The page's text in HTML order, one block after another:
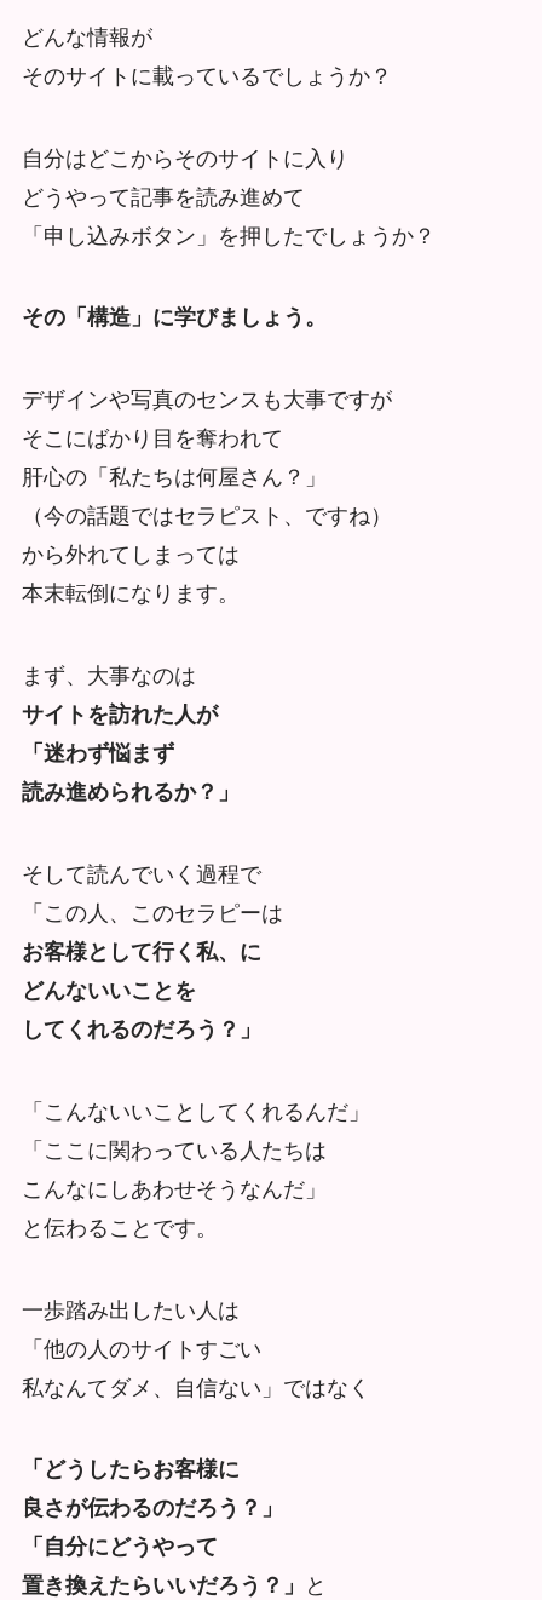
どんな情報が
そのサイトに載っているでしょうか？
自分はどこからそのサイトに入り
どうやって記事を読み進めて
「申し込みボタン」を押したでしょうか？
その「構造」に学びましょう。
デザインや写真のセンスも大事ですが
そこにばかり目を奪われて
肝心の「私たちは何屋さん？」
（今の話題ではセラピスト、ですね）
から外れてしまっては
本末転倒になります。
まず、大事なのは
サイトを訪れた人が
「迷わず悩まず
読み進められるか？」
そして読んでいく過程で
「この人、このセラピーは
お客様として行く私、に
どんないいことを
してくれるのだろう？」
「こんないいことしてくれるんだ」
「ここに関わっている人たちは
こんなにしあわせそうなんだ」
と伝わることです。
一歩踏み出したい人は
「他の人のサイトすごい
私なんてダメ、自信ない」ではなく
「どうしたらお客様に
良さが伝わるのだろう？」
「自分にどうやって
置き換えたらいいだろう？」
と